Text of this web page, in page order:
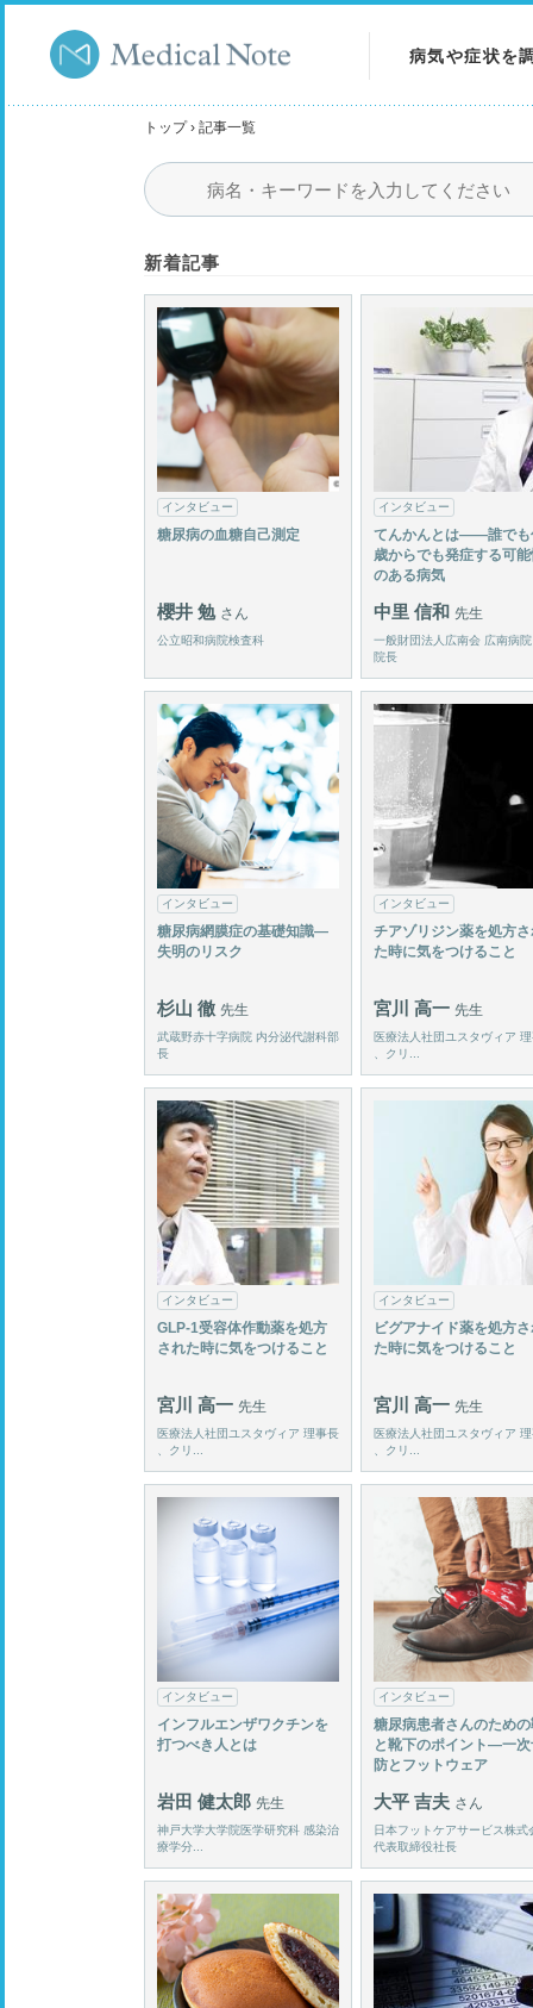
病気や症状を
トップ› 記事一覧
新着記事
インタビュー
糖尿病の血糖自己測定
櫻井 勉 さん
公立昭和病院検査科
インタビュー
てんかんとは――誰でも
歳からでも発症する可
のある病気
中里 信和 先生
一般財団法人広南会 広南病
院長
インタビュー
糖尿病網膜症の基礎知識―
失明のリスク
杉山 徹 先生
武蔵野赤十字病院 内分泌代謝科部
長
インタビュー
チアゾリジン薬を処方
た時に気をつけること
宮川 高一 先生
医療法人社団ユスタヴィア
、クリ...
インタビュー
GLP-1受容体作動薬を処方
された時に気をつけること
宮川 高一 先生
医療法人社団ユスタヴィア 理事長
、クリ...
インタビュー
ビグアナイド薬を処方
た時に気をつけること
宮川 高一 先生
医療法人社団ユスタヴィア
、クリ...
インタビュー
インフルエンザワクチンを
打つべき人とは
岩田 健太郎 先生
神戸大学大学院医学研究科 感染治
療学分...
インタビュー
糖尿病患者さんのため
と靴下のポイント―一次
防とフットウェア
大平 吉夫 さん
日本フットケアサービス株式
代表取締役社長